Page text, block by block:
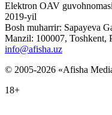
Elektron OAV
2019-yil
Bosh muharrir: Sapayeva
Manzil: 100007, Toshkent,
info@afisha.uz
© 2005-2026 «Afisha
18+